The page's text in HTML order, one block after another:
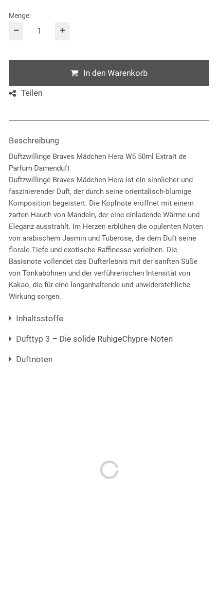
Menge:
In den Warenkorb
Teilen
Beschreibung
Duftzwillinge Braves Mädchen Hera W5 50ml Extrait de
Parfum Damenduft
Duftzwillinge Braves Mädchen Hera ist ein sinnlicher und
faszinierender Duft, der durch seine orientalisch-blumige
Komposition begeistert. Die Kopfnote eröffnet mit einem
zarten Hauch von Mandeln, der eine einladende Wärme und
Eleganz ausstrahlt. Im Herzen erblühen die opulenten Noten
von arabischem Jasmin und Tuberose, die dem Duft seine
florale Tiefe und exotische Raffinesse verleihen. Die
Basisnote vollendet das Dufterlebnis mit der sanften Süße
von Tonkabohnen und der verführerischen Intensität von
Kakao, die für eine langanhaltende und unwiderstehliche
Wirkung sorgen.
Inhaltsstoffe
Dufttyp 3 – Die solide RuhigeChypre-Noten
Duftnoten